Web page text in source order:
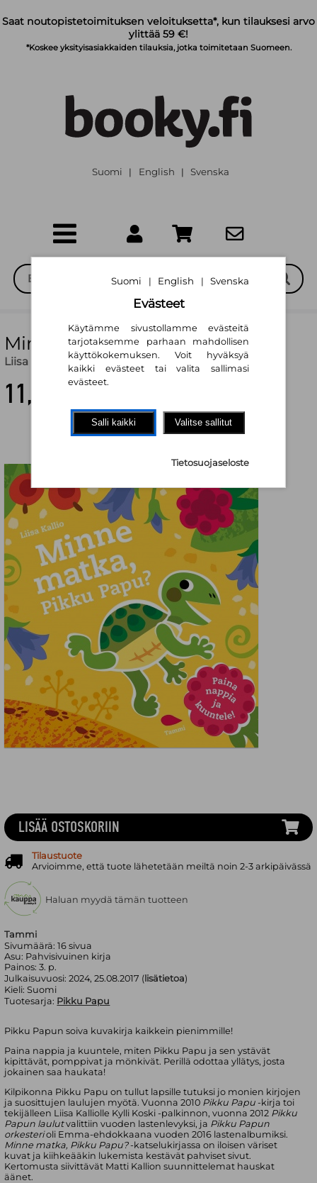
Saat noutopistetoimituksen veloituksetta*, kun tilauksesi arvo
ylittää 59 €!
*Koskee yksityisasiakkaiden tilauksia, jotka toimitetaan Suomeen.
Suomi | English | Svenska
Minne matka, Pikku Papu?
Liisa Kallio
11,60 €
Tammi
Sivumäärä:16 sivua
Asu: Pahvisivuinen kirja
Painos:3. p.
Julkaisuvuosi:2024, 25.08.2017 ( lisätietoa)
Kieli:Suomi
Tuotesarja: Pikku Papu
Pikku Papun soiva kuvakirja kaikkein pienimmille!
Paina nappia ja kuuntele, miten Pikku Papu ja sen ystävät
kipittävät, pomppivat ja mönkivät. Perillä odottaa yllätys, josta
jokainen saa haukata!
Kilpikonna Pikku Papu on tullut lapsille tutuksi jo monien kirjojen
ja suosittujen laulujen myötä. Vuonna 2010 Pikku Papu -kirja toi
tekijälleen Liisa Kalliolle Kylli Koski -palkinnon, vuonna 2012 Pikku
Papun laulutvalittiin vuoden lastenlevyksi, ja Pikku Papun
orkesterioli Emma-ehdokkaana vuoden 2016 lastenalbumiksi.
Minne matka, Pikku Papu?-katselukirjassa on iloisen väriset
kuvat ja kiihkeääkin lukemista kestävät pahviset sivut.
Kertomusta siivittävät Matti Kallion suunnittelemat hauskat
äänet.
LISÄÄ OSTOSKORIIN
Tilaustuote
Arvioimme, että tuote lähetetään meiltä noin 2-3 arkipäivässä
Haluan myydä tämän tuotteen
Suomi | English | Svenska
Evästeet
Käytämme sivustollamme evästeitä
tarjotaksemme parhaan mahdollisen
käyttökokemuksen. Voit hyväksyä
kaikki evästeet tai valita sallimasi
evästeet.
Salli kaikki Valitse sallitut
Tietosuojaseloste